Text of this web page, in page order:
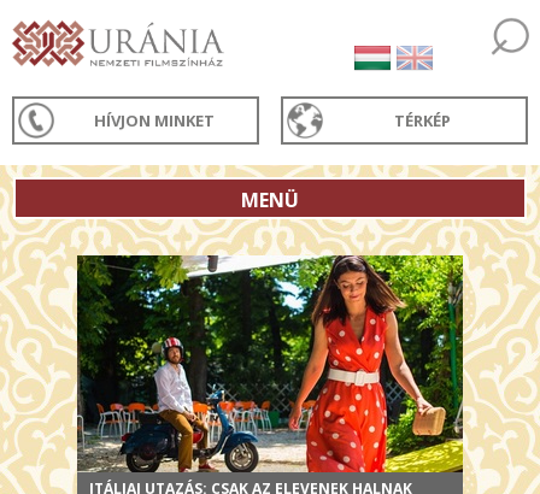
HÍVJON MINKET TÉRKÉP
MENÜ
ITÁLIAI UTAZÁS: CSAK AZ ELEVENEK HALNAK